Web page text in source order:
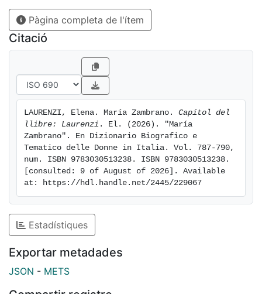
della storia nazionale.
Pàgina completa de l'ítem
Citació
LAURENZI, Elena. María Zambrano. Capítol del
llibre: Laurenzi . El. (2026). "María
Zambrano". En Dizionario Biografico e
Tematico delle Donne in Italia. Vol. 787-790,
num. ISBN 9783030513238. ISBN 9783030513238.
[consulted: 9 of August of 2026]. Available
at: https://hdl.handle.net/2445/229067
Estadístiques
Exportar metadades
JSON - METS